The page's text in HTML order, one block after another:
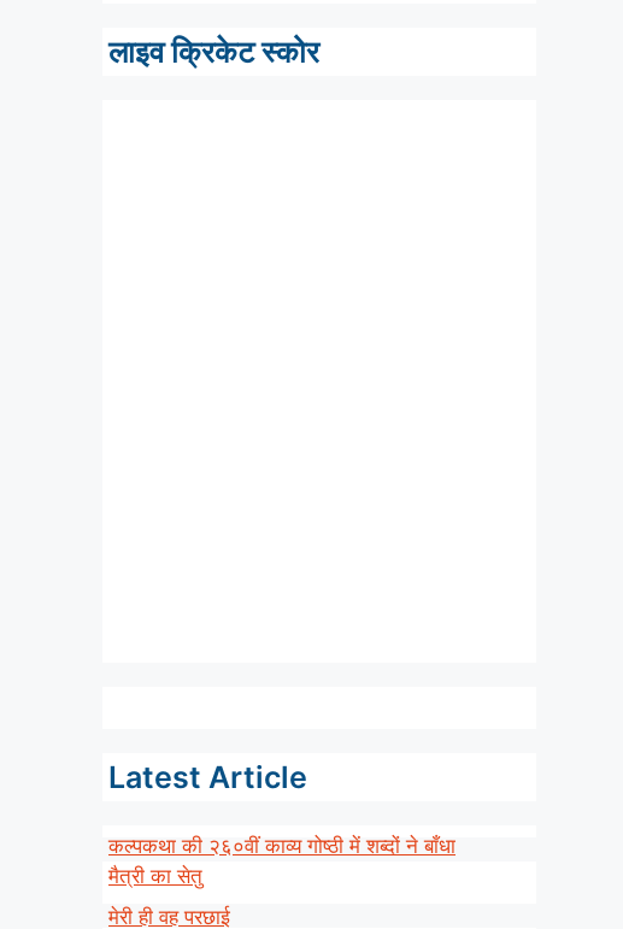
लाइव क्रिकेट स्कोर
Latest Article
कल्पकथा की २६०वीं काव्य गोष्ठी में शब्दों ने बाँधा
मैत्री का सेतु
मेरी ही वह परछाई